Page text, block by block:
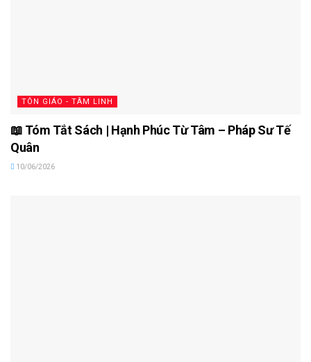
TÔN GIÁO - TÂM LINH
📖 Tóm Tắt Sách | Hạnh Phúc Từ Tâm – Pháp Sư Tế
Quân
10/06/2026